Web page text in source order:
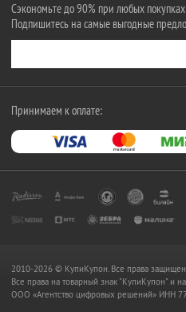
Сэкономьте до 90% при любых покупках
Подпишитесь на самые выгодные
Принимаем к оплате:
2010-2026 © КупиКупон. Все права
Все права на товарный знак "КупиКупон" и
OOO «Агентство цифровых решений» ИНН